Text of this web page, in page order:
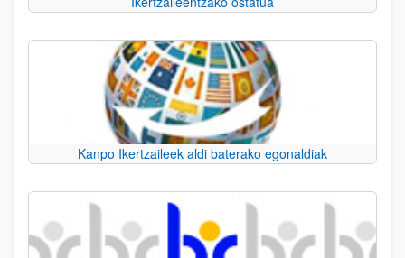
Kanpo Ikertzaileek aldi baterako egonaldiak